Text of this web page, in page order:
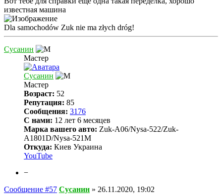
известная машина
Dla samochodów Zuk nie ma złych dróg!
Сусанин
Мастер
Сусанин
Мастер
Возраст: 52
Репутация: 85
Сообщения: 3176
С нами: 12 лет 6 месяцев
Марка вашего авто: Zuk-A06/Nysa-522/Zuk-
A1801D/Nysa-521M
Откуда: Киев Украина
YouTube
−
Сообщение #57 Сусанин » 26.11.2020, 19:02